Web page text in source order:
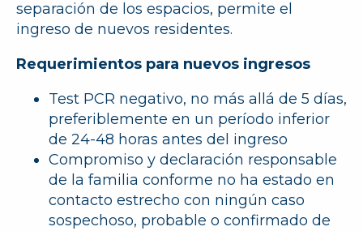
separación de los espacios, permite el
ingreso de nuevos residentes.
Requerimientos para nuevos ingresos
Test PCR negativo, no más allá de 5 días,
preferiblemente en un período inferior
de 24-48 horas antes del ingreso
Compromiso y declaración responsable
de la familia conforme no ha estado en
contacto estrecho con ningún caso
sospechoso, probable o confirmado de